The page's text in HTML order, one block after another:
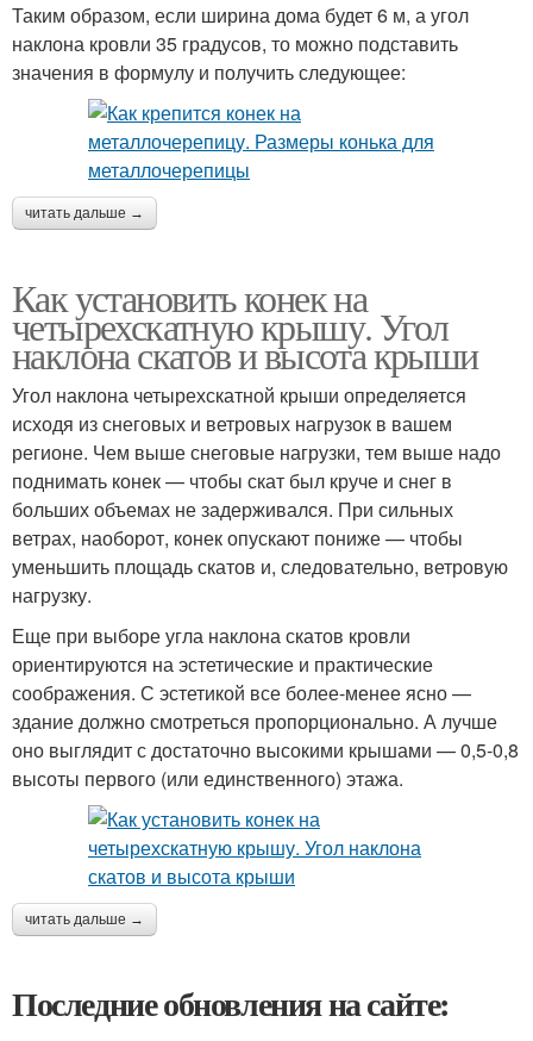
Таким образом, если ширина дома будет 6 м, а угол
наклона кровли 35 градусов, то можно подставить
значения в формулу и получить следующее:
читать дальше →
Как установить конек на
четырехскатную крышу. Угол
наклона скатов и высота крыши
Угол наклона четырехскатной крыши определяется
исходя из снеговых и ветровых нагрузок в вашем
регионе. Чем выше снеговые нагрузки, тем выше надо
поднимать конек — чтобы скат был круче и снег в
больших объемах не задерживался. При сильных
ветрах, наоборот, конек опускают пониже — чтобы
уменьшить площадь скатов и, следовательно, ветровую
нагрузку.
Еще при выборе угла наклона скатов кровли
ориентируются на эстетические и практические
соображения. С эстетикой все более-менее ясно —
здание должно смотреться пропорционально. А лучше
оно выглядит с достаточно высокими крышами — 0,5-0,8
высоты первого (или единственного) этажа.
читать дальше →
Последние обновления на сайте: